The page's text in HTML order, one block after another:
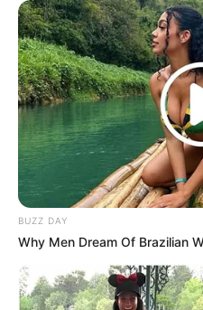
Beby Tsabina
TULIS
Alamat email Anda tidak akan
BUZZ DAY
Why Men Dream Of Brazilian